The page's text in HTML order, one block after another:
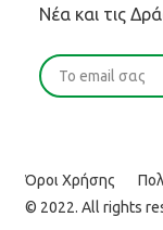
Νέα και τις
© 2022. All rights
Όροι Χρήσης